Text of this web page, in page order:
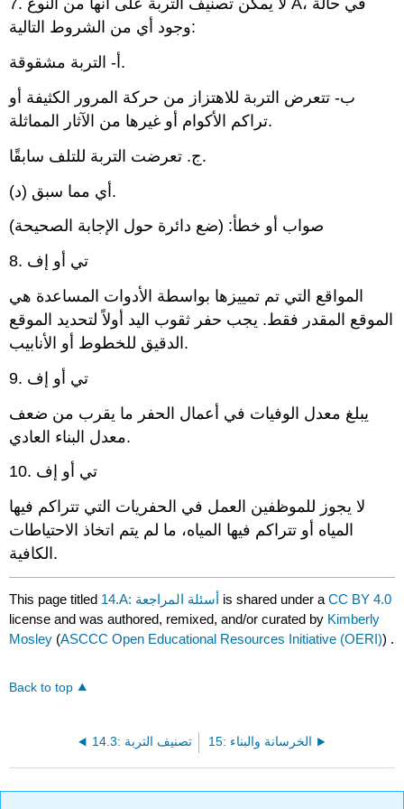
7. لا يمكن تصنيف التربة على أنها من النوع A، في حالة
وجود أي من الشروط التالية:
أ- التربة مشقوقة.
ب- تتعرض التربة للاهتزاز من حركة المرور الكثيفة أو
تراكم الأكوام أو غيرها من الآثار المماثلة.
ج. تعرضت التربة للتلف سابقًا.
(د) أي مما سبق.
صواب أو خطأ: (ضع دائرة حول الإجابة الصحيحة)
8. تي أو إف
المواقع التي تم تمييزها بواسطة الأدوات المساعدة هي
الموقع المقدر فقط. يجب حفر ثقوب اليد أولاً لتحديد الموقع
الدقيق للخطوط أو الأنابيب.
9. تي أو إف
يبلغ معدل الوفيات في أعمال الحفر ما يقرب من ضعف
معدل البناء العادي.
10. تي أو إف
لا يجوز للموظفين العمل في الحفريات التي تتراكم فيها
المياه أو تتراكم فيها المياه، ما لم يتم اتخاذ الاحتياطات
الكافية.
This page titled 14.A: أسئلة المراجعة is shared under aCC BY 4.0
license and was authored, remixed, and/or curated by Kimberly
Mosley (ASCCC Open Educational Resources Initiative (OERI)) .
Back to top
14.3: تصنيف التربة 15: الخرسانة والبناء